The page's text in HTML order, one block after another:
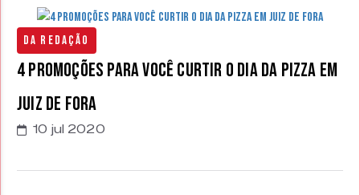
Da Redação
4 promoções para você curtir o Dia da Pizza em
Juiz de Fora
10 jul 2020